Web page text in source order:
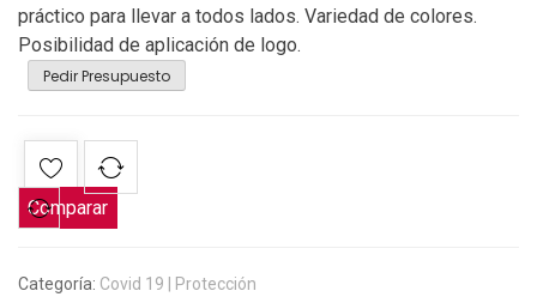
práctico para llevar a todos lados. Variedad de colores.
Posibilidad de aplicación de logo.
Pedir Presupuesto
Comparar
Categoría: Covid 19 | Protección